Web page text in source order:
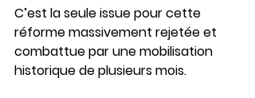
C’est la seule issue pour cette
réforme massivement rejetée et
combattue par une mobilisation
historique de plusieurs mois.